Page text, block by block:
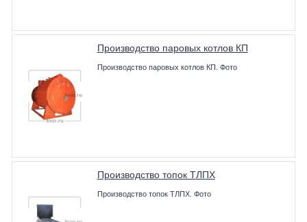
Производство паровых котлов КП
Производство паровых котлов КП. Фото
Производство топок ТЛПХ
Производство топок ТЛПХ. Фото